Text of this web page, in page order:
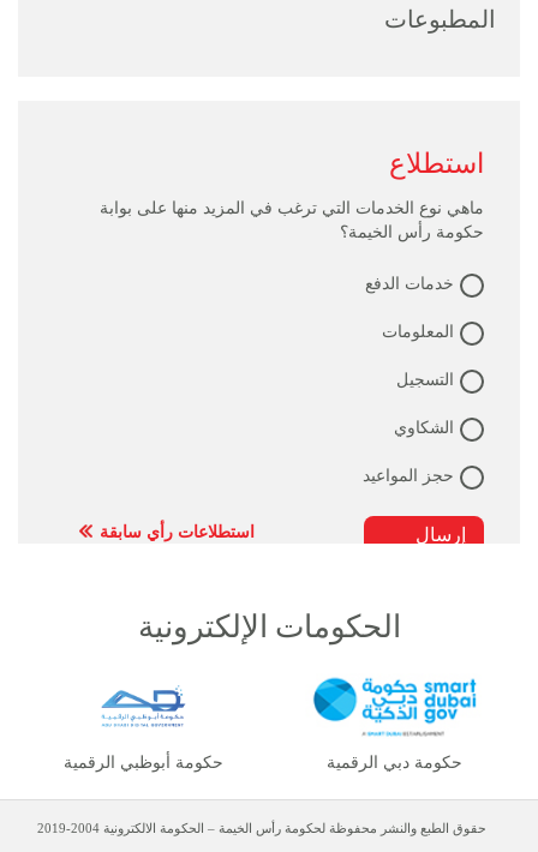
المطبوعات
استطلاع
ماهي نوع الخدمات التي ترغب في المزيد منها على بوابة
حكومة رأس الخيمة؟
خدمات الدفع
المعلومات
التسجيل
الشكاوي
حجز المواعيد
استطلاعات رأي سابقة
الحكومات الإلكترونية
حكومة أبوظبي الرقمية حكومة دبي الرقمية
حقوق الطبع والنشر محفوظة لحكومة رأس الخيمة – الحكومة الالكترونية 2004-2019